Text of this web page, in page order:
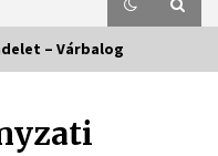
– Várbalog